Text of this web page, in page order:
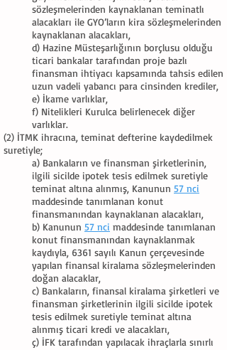
sözleşmelerinden kaynaklanan teminatlı
alacakları ile GYO’ların kira sözleşmelerinden
kaynaklanan alacakları,
d) Hazine Müsteşarlığının borçlusu olduğu
ticari bankalar tarafından proje bazlı
finansman ihtiyacı kapsamında tahsis edilen
uzun vadeli yabancı para cinsinden krediler,
e) İkame varlıklar,
f) Nitelikleri Kurulca belirlenecek diğer
varlıklar.
(2) İTMK ihracına, teminat defterine kaydedilmek
suretiyle;
a) Bankaların ve finansman şirketlerinin,
ilgili sicilde ipotek tesis edilmek suretiyle
teminat altına alınmış, Kanunun 57 nci
maddesinde tanımlanan konut
finansmanından kaynaklanan alacakları,
b) Kanunun 57 nci maddesinde tanımlanan
konut finansmanından kaynaklanmak
kaydıyla, 6361 sayılı Kanun çerçevesinde
yapılan finansal kiralama sözleşmelerinden
doğan alacaklar,
c) Bankaların, finansal kiralama şirketleri ve
finansman şirketlerinin ilgili sicilde ipotek
tesis edilmek suretiyle teminat altına
alınmış ticari kredi ve alacakları,
ç) İFK tarafından yapılacak ihraçlarla sınırlı